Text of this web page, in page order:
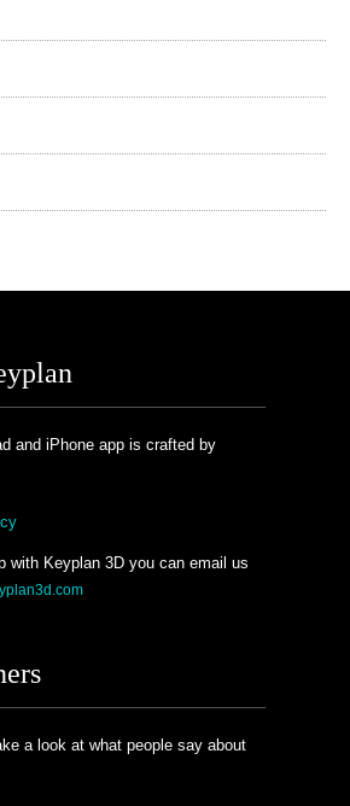
and iPhone app is crafted by
with Keyplan 3D you can email us
a look at what people say about